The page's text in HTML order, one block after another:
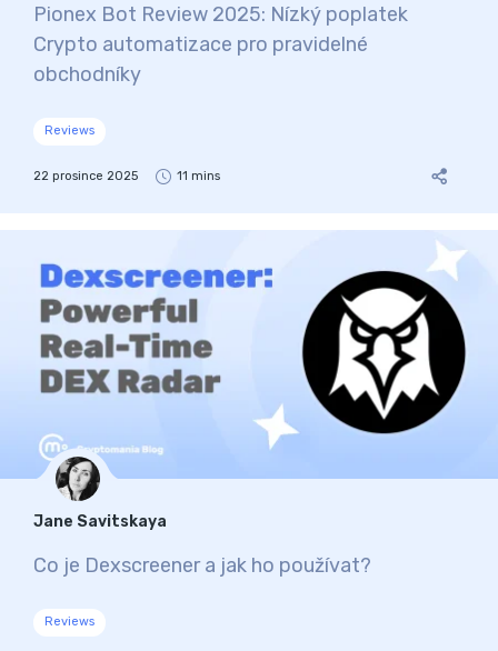
Pionex Bot Review 2025: Nízký poplatek
Crypto automatizace pro pravidelné
obchodníky
Reviews
22 prosince 2025 11 mins
Jane Savitskaya
Co je Dexscreener a jak ho používat?
Reviews